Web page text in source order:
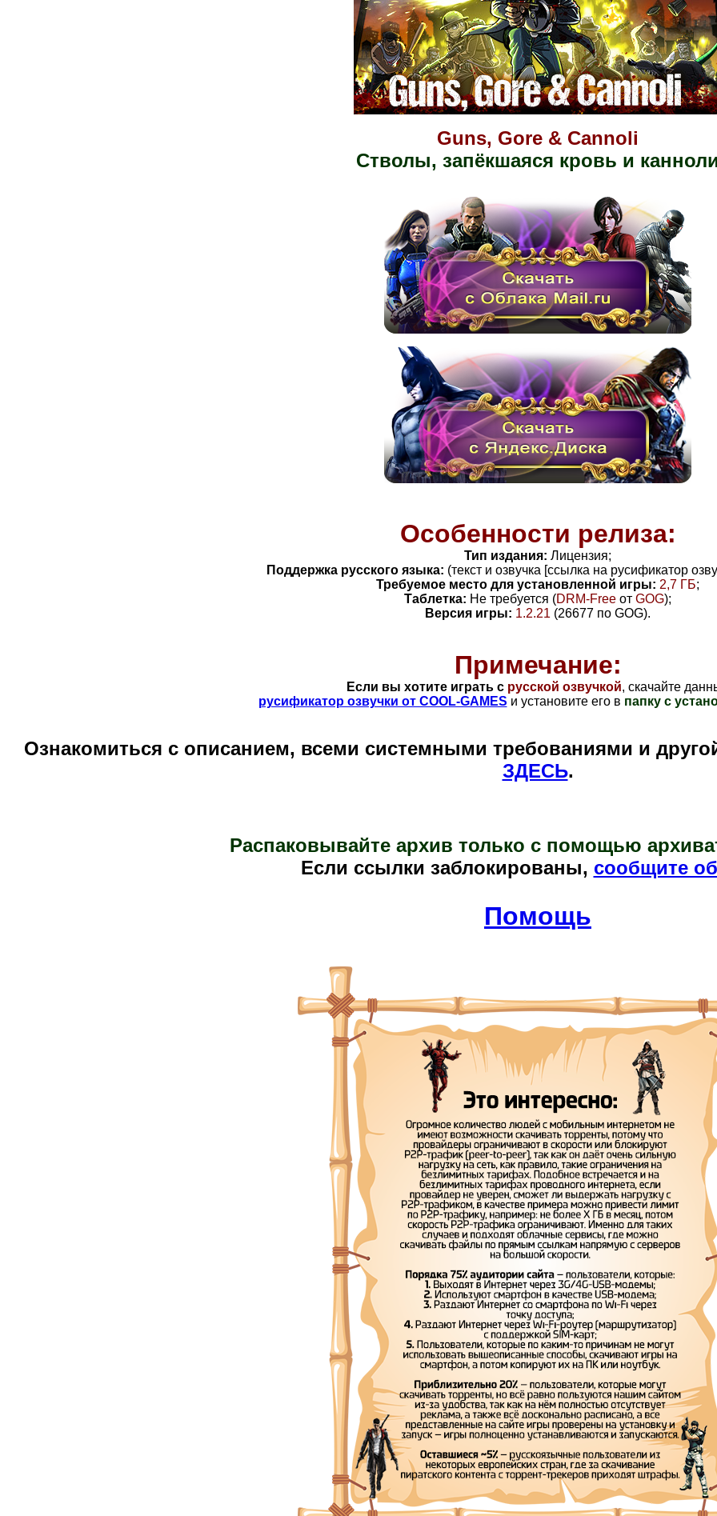
Guns, Gore & Cannoli
Стволы, запёкшаяся кровь и
Особенности релиза:
Тип издания: Лицензия;
Поддержка русского языка: (текст и озвучка [ссылка на русификатор
Требуемое место для установленной игры: 2,7 ГБ;
Таблетка: Не требуется (DRM-Free от GOG);
Версия игры: 1.2.21 (26677 по GOG).
Примечание:
Если вы хотите играть с русской озвучкой, скачайте
русификатор озвучки от COOL-GAMES и установите его в папку с
Ознакомиться с описанием, всеми системными требованиями и
ЗДЕСЬ.
Распаковывайте архив только с помощью
Если ссылки заблокированы, сообщите
Помощь